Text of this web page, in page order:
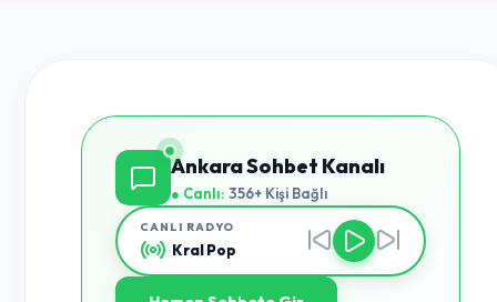
Ankara Sohbet Kanalı
● Canlı: 356+ Kişi Bağlı
CANLI RADYO
Kral Pop